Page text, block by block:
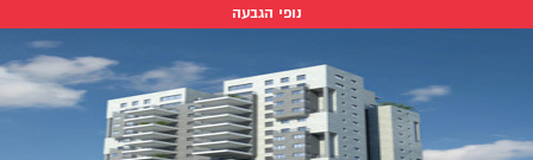
נופי הגבעה